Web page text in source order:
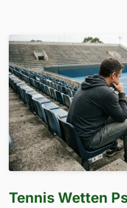
Tennis Wetten